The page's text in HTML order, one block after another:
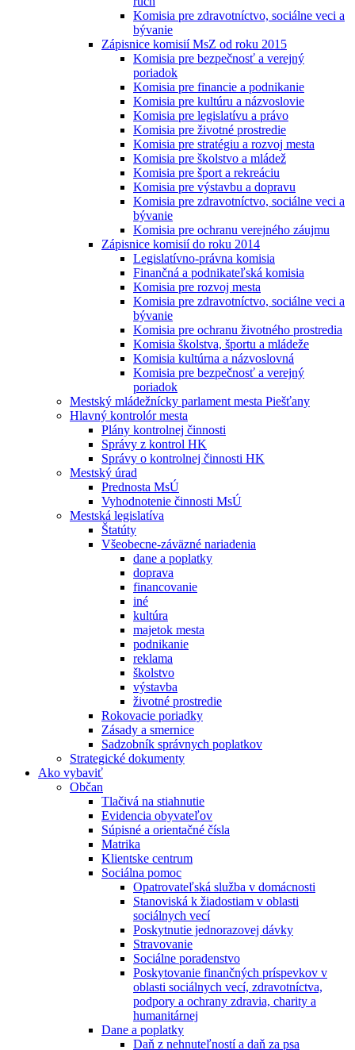
Komisia pre zdravotníctvo, sociálne veci a
bývanie
Zápisnice komisií MsZ od roku 2015
Komisia pre bezpečnosť a verejný
poriadok
Komisia pre financie a podnikanie
Komisia pre kultúru a názvoslovie
Komisia pre legislatívu a právo
Komisia pre životné prostredie
Komisia pre stratégiu a rozvoj mesta
Komisia pre školstvo a mládež
Komisia pre šport a rekreáciu
Komisia pre výstavbu a dopravu
Komisia pre zdravotníctvo, sociálne veci a
bývanie
Komisia pre ochranu verejného záujmu
Zápisnice komisií do roku 2014
Legislatívno-právna komisia
Finančná a podnikateľská komisia
Komisia pre rozvoj mesta
Komisia pre zdravotníctvo, sociálne veci a
bývanie
Komisia pre ochranu životného prostredia
Komisia školstva, športu a mládeže
Komisia kultúrna a názvoslovná
Komisia pre bezpečnosť a verejný
poriadok
Mestský mládežnícky parlament mesta Piešťany
Hlavný kontrolór mesta
Plány kontrolnej činnosti
Správy z kontrol HK
Správy o kontrolnej činnosti HK
Mestský úrad
Prednosta MsÚ
Vyhodnotenie činnosti MsÚ
Mestská legislatíva
Štatúty
Všeobecne-záväzné nariadenia
dane a poplatky
doprava
financovanie
iné
kultúra
majetok mesta
podnikanie
reklama
školstvo
výstavba
životné prostredie
Rokovacie poriadky
Zásady a smernice
Sadzobník správnych poplatkov
Strategické dokumenty
Ako vybaviť
Občan
Tlačivá na stiahnutie
Evidencia obyvateľov
Súpisné a orientačné čísla
Matrika
Klientske centrum
Sociálna pomoc
Opatrovateľská služba v domácnosti
Stanoviská k žiadostiam v oblasti
sociálnych vecí
Poskytnutie jednorazovej dávky
Stravovanie
Sociálne poradenstvo
Poskytovanie finančných príspevkov v
oblasti sociálnych vecí, zdravotníctva,
podpory a ochrany zdravia, charity a
humanitárnej
Dane a poplatky
Daň z nehnuteľností a daň za psa